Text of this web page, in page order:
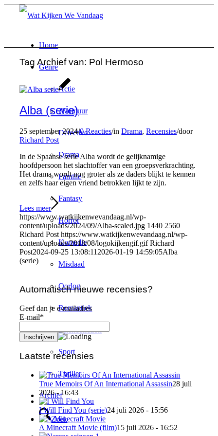
Home
Genre
Actie
Avontuur
Detective
Drama
Familie
Fantasy
Horror
Komedie
Misdaad
Oorlog
Romantiek
Sciencefiction
Sport
Thriller
Archief
Zoek
Tag Archief van: Pol Hermoso
Alba (serie)
25 september 2024/0 Reacties/inDrama,Recensies/door
Richard Post
In de Spaanse serie Alba wordt de gelijknamige
hoofdpersoon het slachtoffer van een groepsverkrachting.
Het drama wordt nog groter als ze daders blijkt te kennen
en zelfs haar eigen vriend betrokken lijkt te zijn.
Lees meer
https://www.watkijkenwevandaag.nl/wp-
content/uploads/2024/09/Alba-scaled.jpg 1440 2560
Richard Post https://www.watkijkenwevandaag.nl/wp-
content/uploads/2018/08/logokijkengif.gif Richard
Post2024-09-25 13:08:11 2026-01-19 14:59:05Alba
(serie)
Automatisch nieuwe recensies?
Geef dan je e-mailadres
E-mail*
Laatste recensies
True Memoirs Of An International Assassin28 juli
2026 - 16:43
I Will Find You (serie)24 juli 2026 - 15:56
A Minecraft Movie (film)15 juli 2026 - 16:52